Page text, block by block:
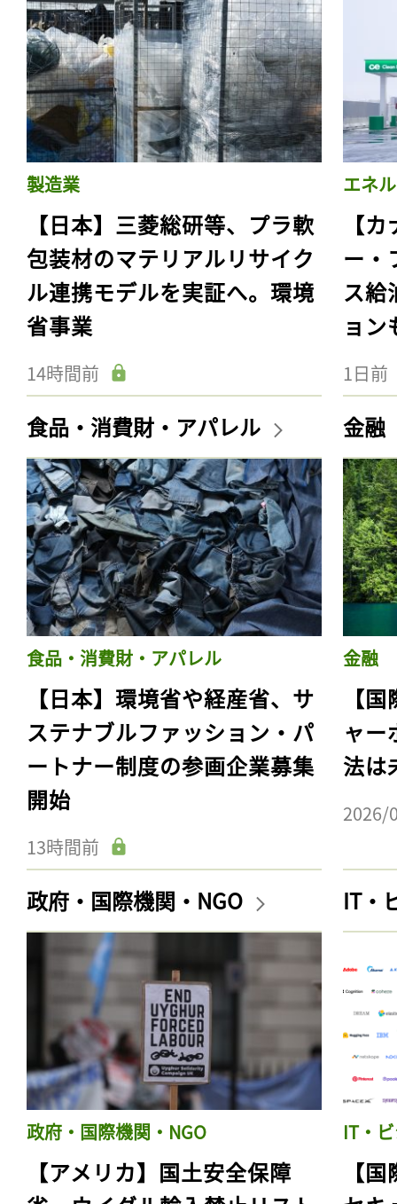
製造業
【日本】三菱総研等、プラ軟
包装材のマテリアルリサイク
ル連携モデルを実証へ。環境
省事業
14時間前
エネ
【
ー・
ス給
ョン
1日前
食品・消費財・アパレル
食品・消費財・アパレル
【日本】環境省や経産省、サ
ステナブルファッション・パ
ートナー制度の参画企業募集
開始
13時間前
金融
金融
【
ャー
法は
2026/
政府・国際機関・NGO
政府・国際機関・NGO
【アメリカ】国土安全保障
IT・
IT・
【